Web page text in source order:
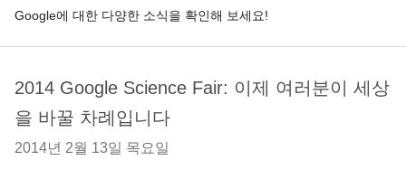
Google에 대한 다양한 소식을 확인해 보세요!
2014 Google Science Fair: 이제 여러분이 세상
을 바꿀 차례입니다
2014년 2월 13일 목요일